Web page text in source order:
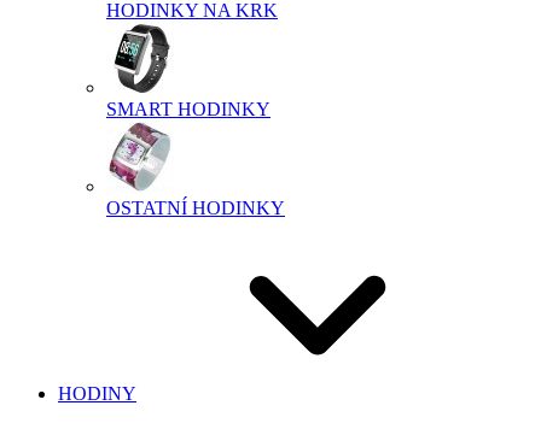
HODINKY NA KRK
SMART HODINKY
OSTATNÍ HODINKY
HODINY